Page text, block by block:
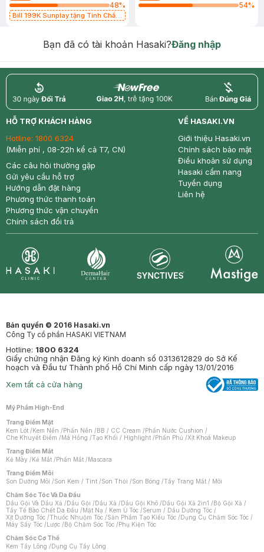
48%
Bill 199K Sunplay tặng Tinh Chất
54%
Bạn đã có tài khoản Hasaki?Đăng nhập
return nowfree price
HỖ TRỢ KHÁCH HÀNG
Hotline: 1800 6324
(Miễn phí , 08-22h kể cả T7, CN)
Các câu hỏi thường gặp
Gửi yêu cầu hỗ trợ
Hướng dẫn đặt hàng
Phương thức thanh toán
Phương thức vận chuyển
Chính sách đổi trả
VỀ HASAKI.VN
Giới thiệu Hasaki.vn
Chính sách bảo mật
Điều khoản sử dụng
Hasaki cẩm nang
Tuyển dụng
Liên hệ
Bản quyền © 2016 Hasaki.vn
Công Ty cổ phần HASAKI VIETNAM
Hotline: 1800 6324
Giấy chứng nhận Đăng ký Kinh doanh số 0313612829 do Sở Kế
hoạch và Đầu tư Thành phố Hồ Chí Minh cấp ngày 13/01/2016
Xem tất cả cửa hàng
Mỹ Phẩm High-End
Trang Điểm Mặt
Kem Lót /Kem Nền /Phấn Nền /BB / CC Cream /Phấn Nước Cushion /
Che Khuyết Điểm /Má Hồng /Tạo Khối / Highlight /Phấn Phủ /Xịt Khoá Makeup
Trang Điểm Mắt
Kẻ Mày /Kẻ Mắt /Phấn Mắt /Mascara
Trang Điểm Môi
Son Dưỡng Môi /Son Kem / Tint /Son Thỏi /Son Bóng /Tẩy Trang Mắt / Môi
Chăm Sóc Tóc Và Da Đầu
Dầu Gội Và Dầu Xả /Dầu Gội /Dầu Xả /Dầu Gội Khô /Dầu Gội Xả 2in1 /Bộ Gội Xả /
Tẩy Tế Bào Chết Da Đầu /Mặt Nạ / Kem Ủ Tóc /Serum / Dầu Dưỡng Tóc /
Xịt Dưỡng Tóc /Thuốc Nhuộm Tóc /Sản Phẩm Tạo Kiểu Tóc /Dụng Cụ Chăm Sóc Tóc /
Máy Sấy Tóc /Lược /Bộ Chăm Sóc Tóc /Phụ Kiện Tóc
Chăm Sóc Cơ Thể
Kem Tẩy Lông /Dụng Cụ Tẩy Lông